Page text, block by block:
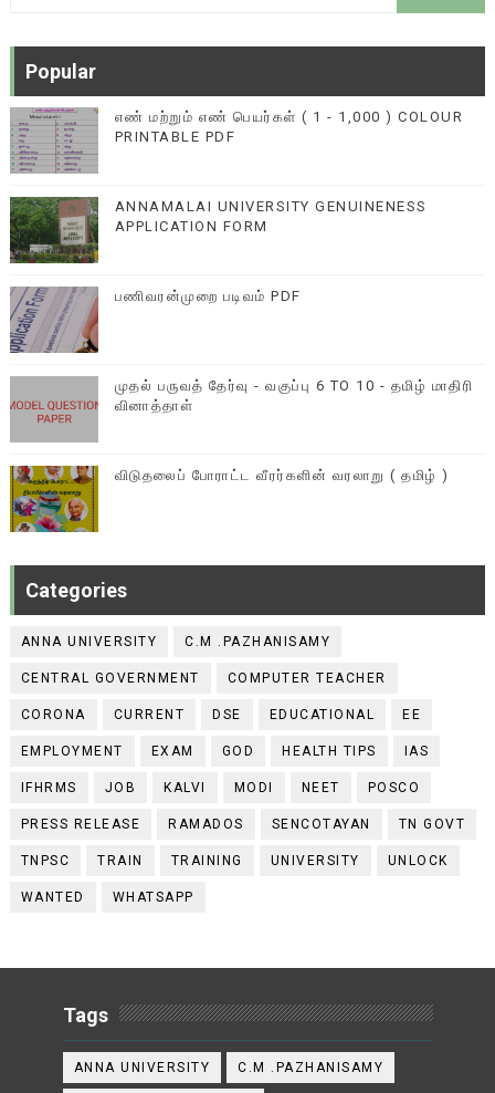
Popular
எண் மற்றும் எண் பெயர்கள் ( 1 - 1,000 ) COLOUR
PRINTABLE PDF
ANNAMALAI UNIVERSITY GENUINENESS
APPLICATION FORM
பணிவரன்முறை படிவம் PDF
முதல் பருவத் தேர்வு - வகுப்பு 6 TO 10 - தமிழ் மாதிரி
வினாத்தாள்
விடுதலைப் போராட்ட வீரர்களின் வரலாறு ( தமிழ் )
Categories
ANNA UNIVERSITY C.M .PAZHANISAMY
CENTRAL GOVERNMENT COMPUTER TEACHER
CORONA CURRENT DSE EDUCATIONAL EE
EMPLOYMENT EXAM GOD HEALTH TIPS IAS
IFHRMS JOB KALVI MODI NEET POSCO
PRESS RELEASE RAMADOS SENCOTAYAN TN GOVT
TNPSC TRAIN TRAINING UNIVERSITY UNLOCK
WANTED WHATSAPP
Tags
ANNA UNIVERSITY C.M .PAZHANISAMY